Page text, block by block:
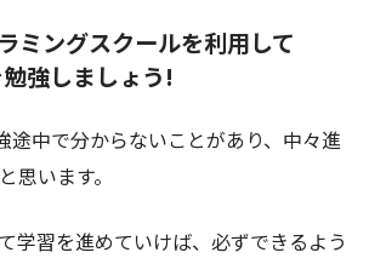
ミングスクールを利用して
強しましょう!
途中で分からないことがあり、中々進
思います。
学習を進めていけば、必ずできるよう